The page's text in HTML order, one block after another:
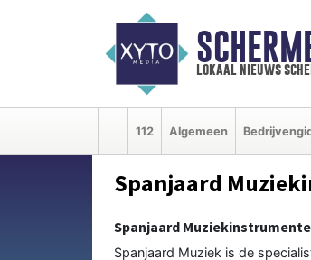
lokaal nieuws
112 Algemeen
Spanjaard
Spanjaard
Spanjaard Muziek is de